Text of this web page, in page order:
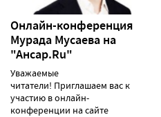
Онлайн-конференция
Мурада Мусаева на
"Ансар.Ru"
Уважаемые
читатели! Приглашаем вас к
участию в онлайн-
конференции на сайте